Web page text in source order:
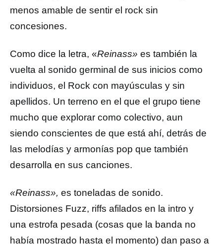
menos amable de sentir el rock sin
concesiones.
Como dice la letra, «Reinass» es también la
vuelta al sonido germinal de sus inicios como
individuos, el Rock con mayúsculas y sin
apellidos. Un terreno en el que el grupo tiene
mucho que explorar como colectivo, aun
siendo conscientes de que está ahí, detrás de
las melodías y armonías pop que también
desarrolla en sus canciones.
«Reinass», es toneladas de sonido.
Distorsiones Fuzz, riffs afilados en la intro y
una estrofa pesada (cosas que la banda no
había mostrado hasta el momento) dan paso a